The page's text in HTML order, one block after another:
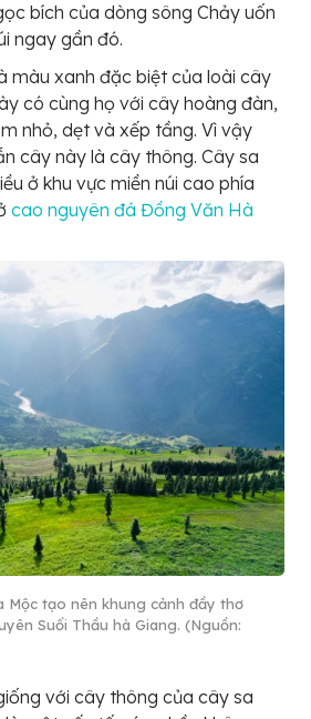
bích của dòng sông Chảy uốn
ngay gần đó.
màu xanh đặc biệt của loài cây
có cùng họ với cây hoàng đàn,
nhỏ, dẹt và xếp tầng. Vì vậy
cây này là cây thông. Cây sa
ở khu vực miền núi cao phía
cao nguyên đá Đồng Văn Hà
Mộc tạo nên khung cảnh đầy thơ
Suối Thầu hà Giang. (Nguồn:
với cây thông của cây sa